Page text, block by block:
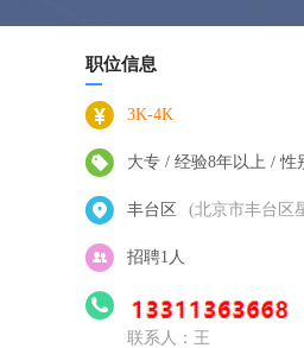
职位信息
3K-4K
大专 / 经验8年以上 / 性
丰台区 (北京市丰台区
招聘1人
联系人：王